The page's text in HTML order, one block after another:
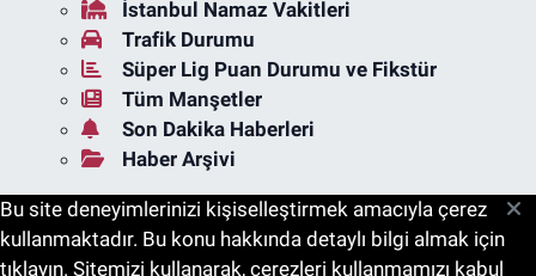
İstanbul Namaz Vakitleri
Trafik Durumu
Süper Lig Puan Durumu ve Fikstür
Tüm Manşetler
Son Dakika Haberleri
Haber Arşivi
Bu site deneyimlerinizi kişiselleştirmek amacıyla çerez
kullanmaktadır. Bu konu hakkında detaylı bilgi almak için
tıklayın. Sitemizi kullanarak, çerezleri kullanmamızı kabul